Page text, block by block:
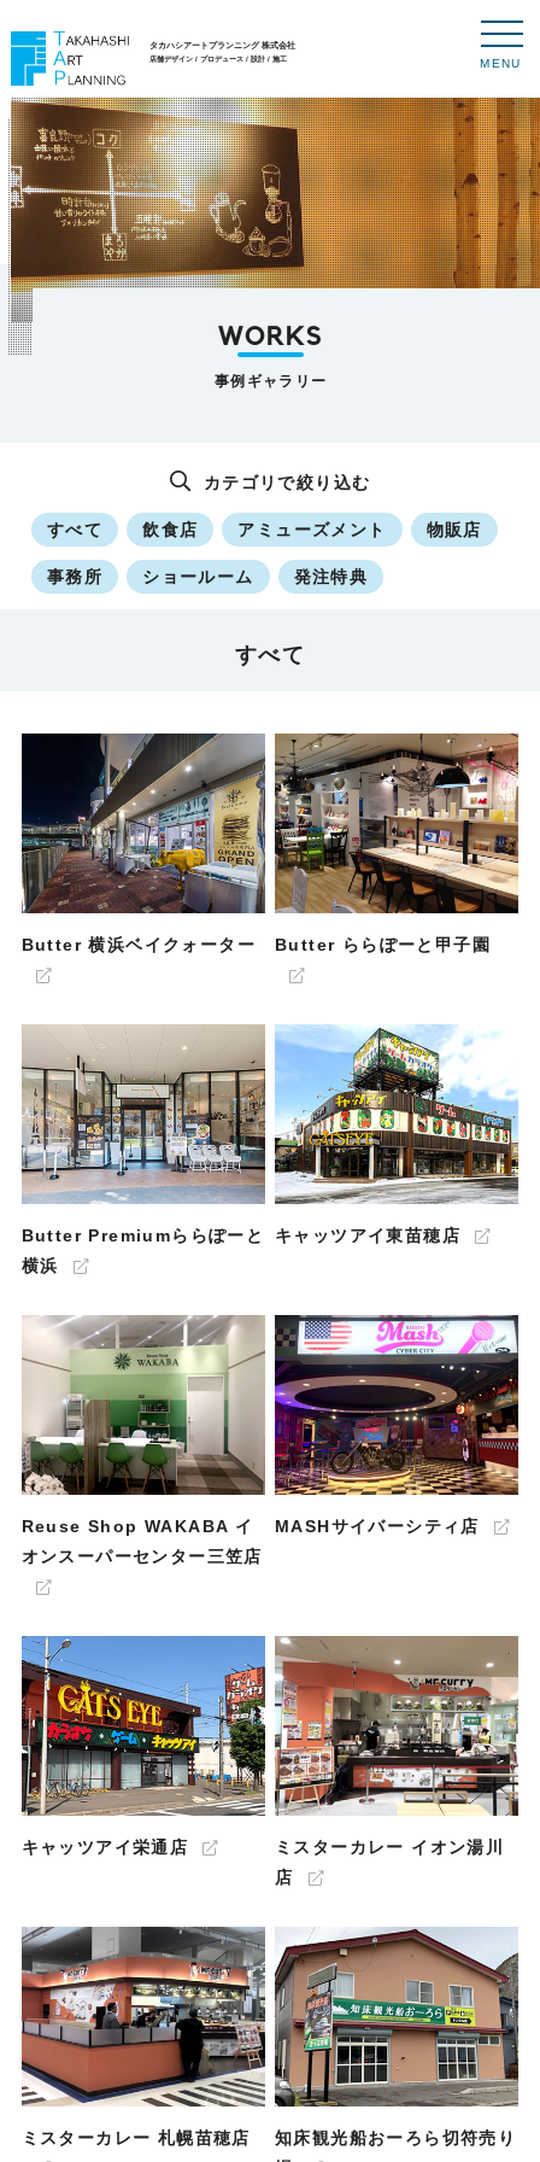
タカハシアートプランニング 株式会社
店舗デザイン / プロデュース / 設計 / 施工 MENU
WORKS
事例ギャラリー
カテゴリで絞り込む
すべて 飲食店 アミューズメント 物販店
事務所 ショールーム 発注特典
すべて
Butter 横浜ベイクォーター Butter ららぽーと甲子園
Butter Premiumららぽーと
横浜
キャッツアイ東苗穂店
Reuse Shop WAKABA イ
オンスーパーセンター三笠店
MASHサイバーシティ店
キャッツアイ栄通店
ミスターカレー イオン湯川
店
ミスターカレー 札幌苗穂店
知床観光船おーろら切符売り